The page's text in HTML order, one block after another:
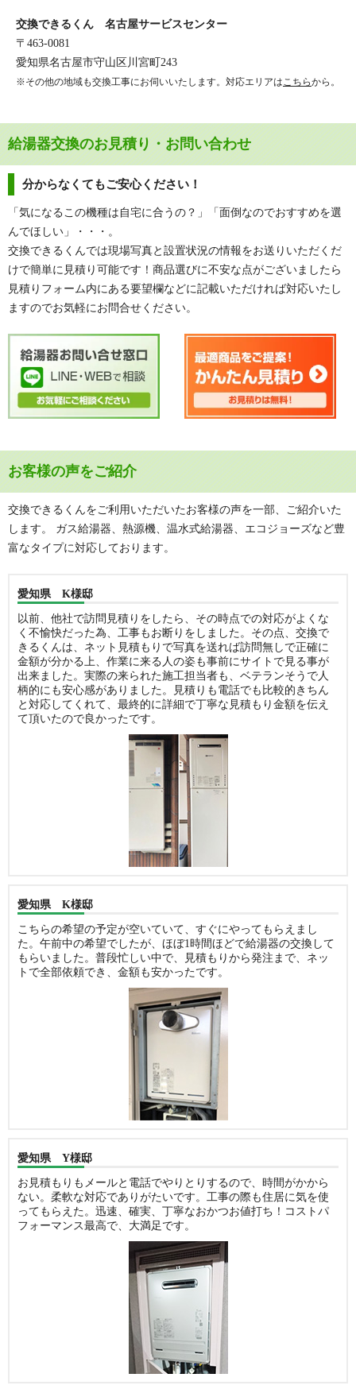
交換できるくん 名古屋サービスセンター
〒463-0081
愛知県名古屋市守山区川宮町243
※その他の地域も交換工事にお伺いいたします。対応エリアはこちらから。
給湯器交換のお見積り・お問い合わせ
分からなくてもご安心ください！
「気になるこの機種は自宅に合うの？」「面倒なのでおすすめを選
んでほしい」・・・。
交換できるくんでは現場写真と設置状況の情報をお送りいただくだ
けで簡単に見積り可能です！商品選びに不安な点がございましたら
見積りフォーム内にある要望欄などに記載いただければ対応いたし
ますのでお気軽にお問合せください。
お客様の声をご紹介
交換できるくんをご利用いただいたお客様の声を一部、ご紹介いた
します。 ガス給湯器、熱源機、温水式給湯器、エコジョーズなど豊
富なタイプに対応しております。
愛知県 K様邸
以前、他社で訪問見積りをしたら、その時点での対応がよくな
く不愉快だった為、工事もお断りをしました。その点、交換で
きるくんは、ネット見積もりで写真を送れば訪問無しで正確に
金額が分かる上、作業に来る人の姿も事前にサイトで見る事が
出来ました。実際の来られた施工担当者も、ベテランそうで人
柄的にも安心感がありました。見積りも電話でも比較的きちん
と対応してくれて、最終的に詳細で丁寧な見積もり金額を伝え
て頂いたので良かったです。
愛知県 K様邸
こちらの希望の予定が空いていて、すぐにやってもらえまし
た。午前中の希望でしたが、ほぼ1時間ほどで給湯器の交換して
もらいました。普段忙しい中で、見積もりから発注まで、ネッ
トで全部依頼でき、金額も安かったです。
愛知県 Y様邸
お見積もりもメールと電話でやりとりするので、時間がかから
ない。柔軟な対応でありがたいです。工事の際も住居に気を使
ってもらえた。迅速、確実、丁寧なおかつお値打ち！コストパ
フォーマンス最高で、大満足です。